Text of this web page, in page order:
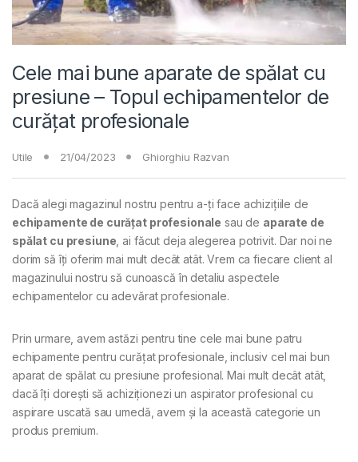
Cele mai bune aparate de spălat cu
presiune – Topul echipamentelor de
curățat profesionale
Utile 21/04/2023 Ghiorghiu Razvan
Dacă alegi magazinul nostru pentru a-ți face achizițiile de
echipamente de curățat profesionale sau de aparate de
spălat cu presiune , ai făcut deja alegerea potrivit. Dar noi ne
dorim să îți oferim mai mult decât atât. Vrem ca fiecare client al
magazinului nostru să cunoască în detaliu aspectele
echipamentelor cu adevărat profesionale.
Prin urmare, avem astăzi pentru tine cele mai bune patru
echipamente pentru curățat profesionale, inclusiv cel mai bun
aparat de spălat cu presiune profesional. Mai mult decât atât,
dacă îți dorești să achiziționezi un aspirator profesional cu
aspirare uscată sau umedă, avem și la această categorie un
produs premium.